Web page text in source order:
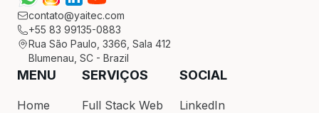
contato@yaitec.com
+55 83 99135-0883
Rua São Paulo, 3366, Sala 412
Blumenau, SC - Brazil
MENU
Home
SERVIÇOS
Full Stack Web
SOCIAL
LinkedIn